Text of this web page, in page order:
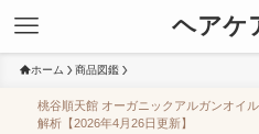
ヘアケ
ホーム 商品図鑑
桃谷順天館 オーガニックアルガンオイ
解析【2026年4月26日更新】